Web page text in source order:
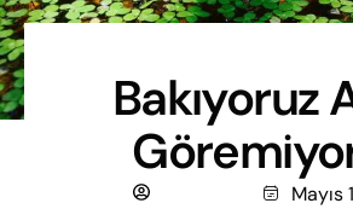
Bakıyoruz
Mayıs